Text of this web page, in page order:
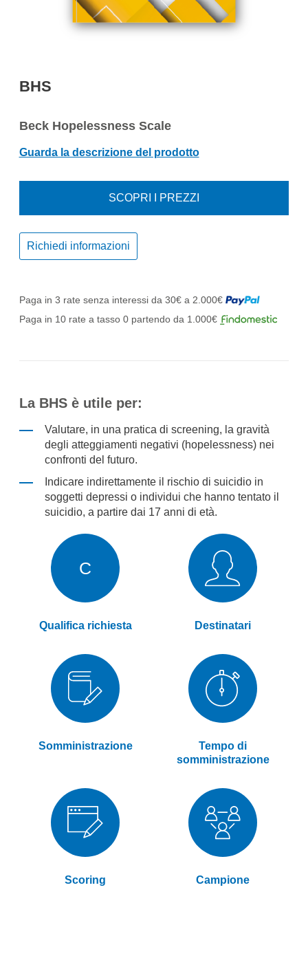
BHS
Beck Hopelessness Scale
Guarda la descrizione del prodotto
SCOPRI I PREZZI
Richiedi informazioni
Paga in 3 rate senza interessi da 30€ a 2.000€
Paga in 10 rate a tasso 0 partendo da 1.000€
La BHS è utile per:
Valutare, in una pratica di screening, la gravità
degli atteggiamenti negativi (hopelessness) nei
confronti del futuro.
Indicare indirettamente il rischio di suicidio in
soggetti depressi o individui che hanno tentato il
suicidio, a partire dai 17 anni di età.
C
Qualifica richiesta Destinatari
Somministrazione
Tempo di
somministrazione
Scoring Campione